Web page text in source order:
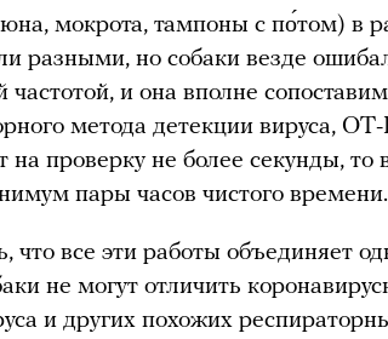
мокрота, тампоны с по́том) в
разными, но собаки везде
частотой, и она вполне
метода детекции вируса,
на проверку не более секунды, то
пары часов чистого времени.
что все эти работы объединяет
не могут отличить
и других похожих